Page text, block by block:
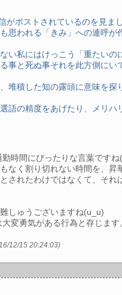
ポストされているのを見まし
思われる「きみ」への連呼
い私にはけっこう「重たい
事と死ぬ事それを此方側に
堆積した知の露頭に意味を
語の精度をあげたり、メリ
時間にぴったりな言葉ですね
なく割り切れない時間を、昇
されたわけではなくて、そ
しゅうございますね(u_u)
変勇気がある行為と存じます
12/15 20:24:03)